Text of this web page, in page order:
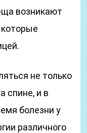
возникают
не только
спине, и в
болезни у
различного